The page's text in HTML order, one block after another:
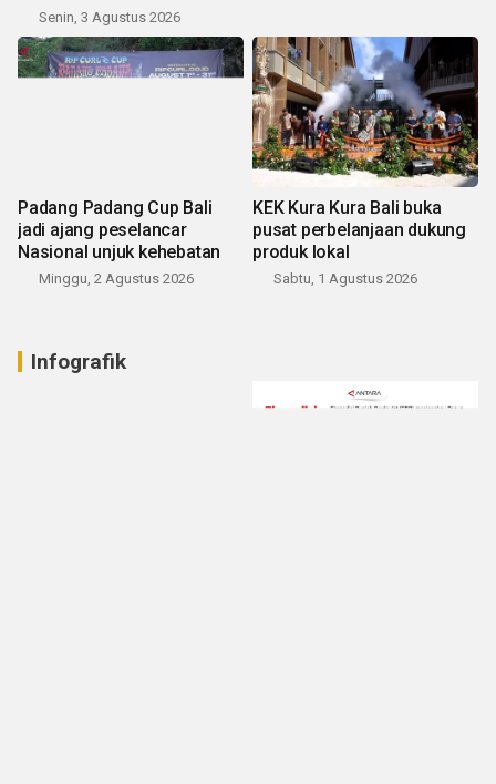
Senin, 3 Agustus 2026
Padang Padang Cup Bali
jadi ajang peselancar
Nasional unjuk kehebatan
Minggu, 2 Agustus 2026
KEK Kura Kura Bali buka
pusat perbelanjaan dukung
produk lokal
Sabtu, 1 Agustus 2026
Infografik